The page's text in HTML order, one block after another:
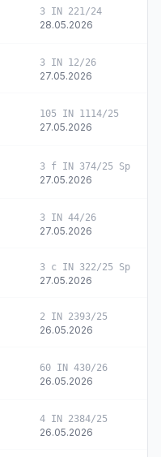
3 IN 221/24
28.05.2026
3 IN 12/26
27.05.2026
105 IN 1114/25
27.05.2026
3 f IN 374/25 Sp
27.05.2026
3 IN 44/26
27.05.2026
3 c IN 322/25 Sp
27.05.2026
2 IN 2393/25
26.05.2026
60 IN 430/26
26.05.2026
4 IN 2384/25
26.05.2026